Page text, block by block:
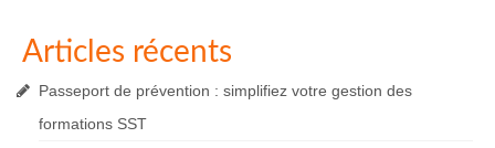
Articles récents
Passeport de prévention : simplifiez votre gestion des
formations SST